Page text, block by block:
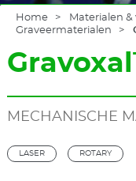
Home
Materialen
Graveermaterialen
MECHANISCHE
LASER ROTARY